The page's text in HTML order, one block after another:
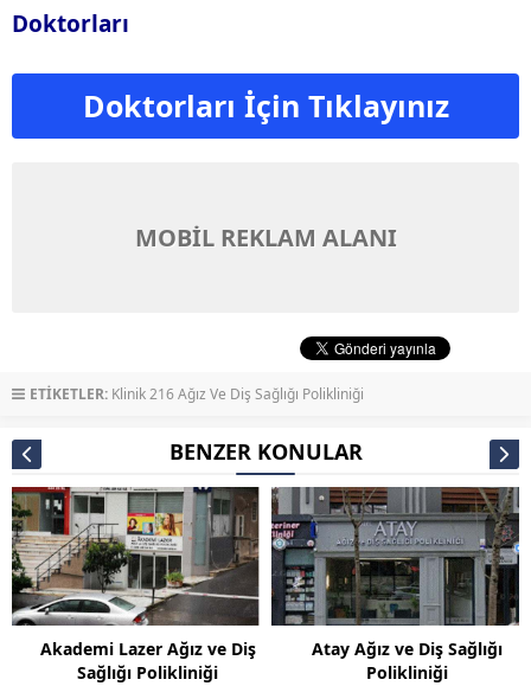
Doktorları
Doktorları İçin Tıklayınız
MOBİL REKLAM ALANI
ETİKETLER: Klinik 216 Ağız Ve Diş Sağlığı Polikliniği
BENZER KONULAR
Akademi Lazer Ağız ve Diş
Sağlığı Polikliniği
Atay Ağız ve Diş Sağlığı
Polikliniği